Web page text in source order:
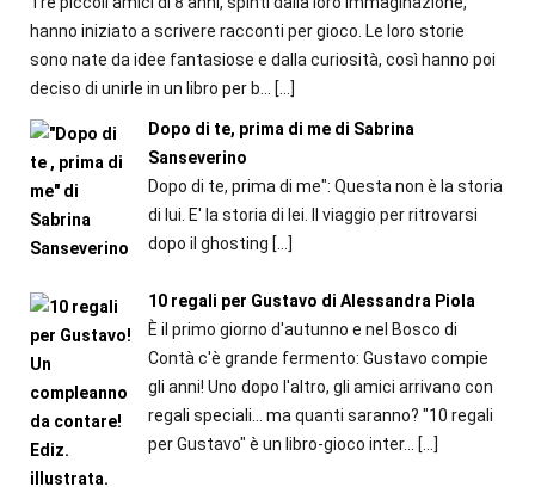
hanno iniziato a scrivere racconti per gioco. Le loro storie
sono nate da idee fantasiose e dalla curiosità, così hanno poi
deciso di unirle in un libro per b...
[…]
Dopo di te, prima di me di Sabrina
Sanseverino
Dopo di te, prima di me": Questa non è la storia
di lui. E' la storia di lei. Il viaggio per ritrovarsi
dopo il ghosting […]
10 regali per Gustavo di Alessandra Piola
È il primo giorno d'autunno e nel Bosco di
Contà c'è grande fermento: Gustavo compie
gli anni! Uno dopo l'altro, gli amici arrivano con
regali speciali... ma quanti saranno? "10 regali
per Gustavo" è un libro-gioco inter... […]